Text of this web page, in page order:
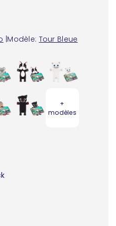
Modèle: Tour Bleue
+
modèles